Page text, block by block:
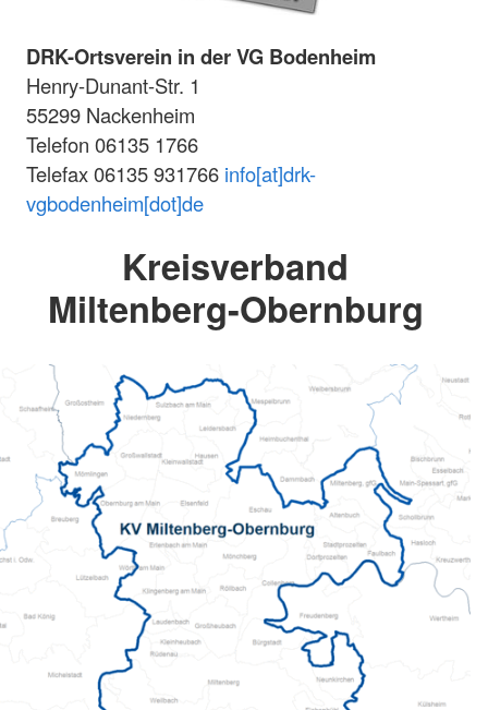
DRK-Ortsverein in der VG Bodenheim
Henry-Dunant-Str. 1
55299 Nackenheim
Telefon 06135 1766
Telefax 06135 931766 info[at]drk-
vgbodenheim[dot]de
Kreisverband
Miltenberg-Obernburg